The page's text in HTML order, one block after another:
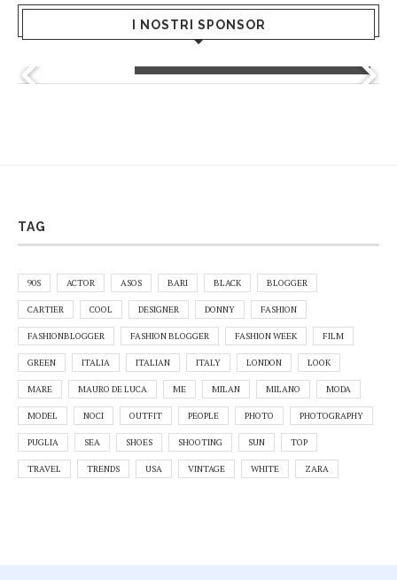
I NOSTRI SPONSOR
TAG
90S ACTOR ASOS BARI BLACK BLOGGER
CARTIER COOL DESIGNER DONNY FASHION
FASHIONBLOGGER FASHION BLOGGER FASHION WEEK FILM
GREEN ITALIA ITALIAN ITALY LONDON LOOK
MARE MAURO DE LUCA ME MILAN MILANO MODA
MODEL NOCI OUTFIT PEOPLE PHOTO PHOTOGRAPHY
PUGLIA SEA SHOES SHOOTING SUN TOP
TRAVEL TRENDS USA VINTAGE WHITE ZARA